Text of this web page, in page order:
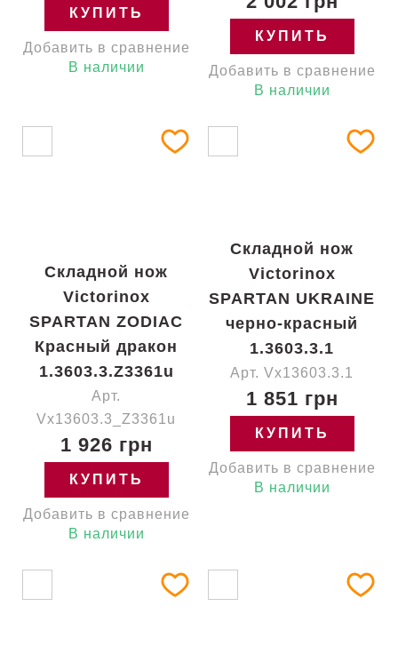
КУПИТЬ
Добавить в сравнение
В наличии
КУПИТЬ
Добавить в сравнение
В наличии
Складной нож
Victorinox
SPARTAN ZODIAC
Красный дракон
1.3603.3.Z3361u
Арт.
Vx13603.3_Z3361u
1 926 грн
КУПИТЬ
Добавить в сравнение
В наличии
Складной нож
Victorinox
SPARTAN UKRAINE
черно-красный
1.3603.3.1
Арт. Vx13603.3.1
1 851 грн
КУПИТЬ
Добавить в сравнение
В наличии